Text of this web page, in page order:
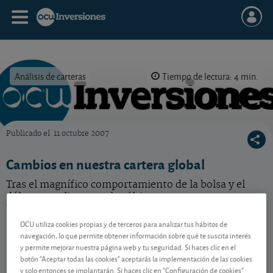
Análisis de carteras Tiempo de lectura: 4 min.
Publicado el 11 octubre 2007
Cambios en nuestra cartera global
Tras el magnífico comportamiento de la bolsa y el
dólar australianos en las últimas semanas, nos parece
Contenido reservado a SOCIOS
OCU utiliza cookies propias y de terceros para analizar tus hábitos de
navegación, lo que permite obtener información sobre qué te suscita interés
y permite mejorar nuestra página web y tu seguridad. Si haces clic en el
botón "Aceptar todas las cookies" aceptarás la implementación de las cookies
y solo entonces se implantarán. Si haces clic en "Configuración de cookies"